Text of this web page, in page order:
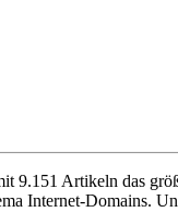
9.151 Artikeln das
Internet-Domains.